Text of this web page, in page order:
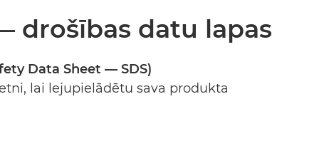
drošības datu lapas
Data Sheet — SDS)
lai lejupielādētu sava produkta